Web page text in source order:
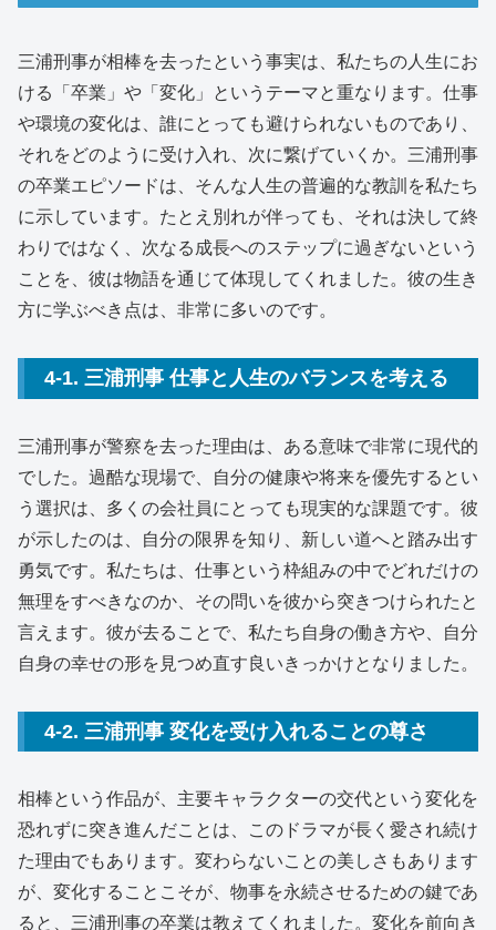
三浦刑事が相棒を去ったという事実は、私たちの人生にお
ける「卒業」や「変化」というテーマと重なります。仕事
や環境の変化は、誰にとっても避けられないものであり、
それをどのように受け入れ、次に繋げていくか。三浦刑事
の卒業エピソードは、そんな人生の普遍的な教訓を私たち
に示しています。たとえ別れが伴っても、それは決して終
わりではなく、次なる成長へのステップに過ぎないという
ことを、彼は物語を通じて体現してくれました。彼の生き
方に学ぶべき点は、非常に多いのです。
4-1. 三浦刑事 仕事と人生のバランスを考える
三浦刑事が警察を去った理由は、ある意味で非常に現代的
でした。過酷な現場で、自分の健康や将来を優先するとい
う選択は、多くの会社員にとっても現実的な課題です。彼
が示したのは、自分の限界を知り、新しい道へと踏み出す
勇気です。私たちは、仕事という枠組みの中でどれだけの
無理をすべきなのか、その問いを彼から突きつけられたと
言えます。彼が去ることで、私たち自身の働き方や、自分
自身の幸せの形を見つめ直す良いきっかけとなりました。
4-2. 三浦刑事 変化を受け入れることの尊さ
相棒という作品が、主要キャラクターの交代という変化を
恐れずに突き進んだことは、このドラマが長く愛され続け
た理由でもあります。変わらないことの美しさもあります
が、変化することこそが、物事を永続させるための鍵であ
ると、三浦刑事の卒業は教えてくれました。変化を前向き